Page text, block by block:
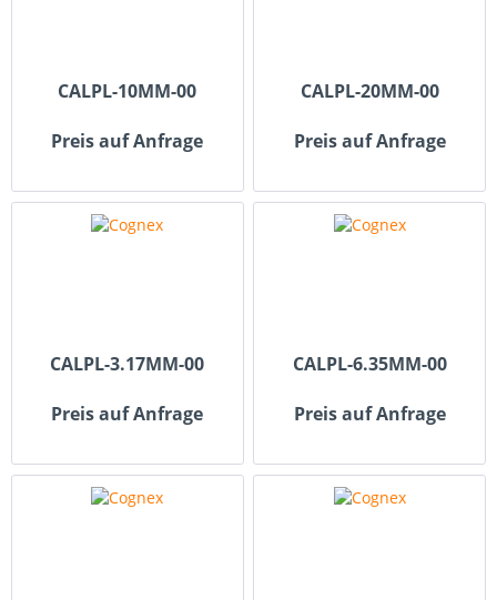
CALPL-10MM-00
Preis auf Anfrage
CALPL-20MM-00
Preis auf Anfrage
CALPL-3.17MM-00
Preis auf Anfrage
CALPL-6.35MM-00
Preis auf Anfrage